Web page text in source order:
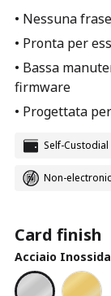
• Nessuna
• Pronta per
• Bassa
firmware
• Progettata
Self-Custodial
Non-electronic
Card finish
Acciaio